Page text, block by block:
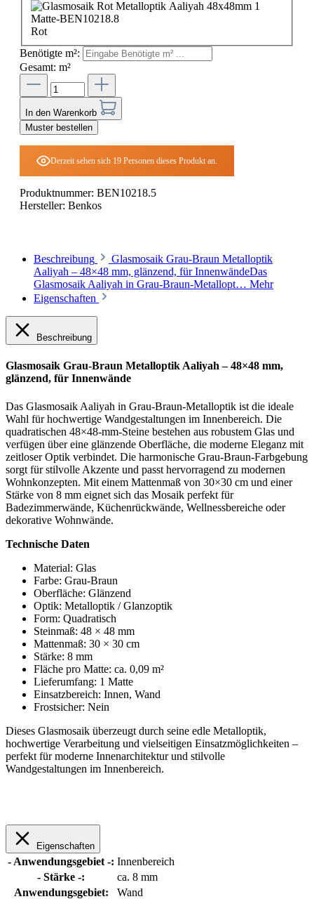
Rot
Benötigte m²:
Gesamt: m²
In den Warenkorb
Muster bestellen
Derzeit sehen sich 19 Personen dieses Produkt an.
Produktnummer: BEN10218.5
Hersteller: Benkos
Beschreibung
Glasmosaik Grau-Braun Metalloptik
Aaliyah – 48×48 mm, glänzend, für InnenwändeDas
Glasmosaik Aaliyah in Grau-Braun-Metallopt… Mehr
Eigenschaften
Beschreibung
Glasmosaik Grau-Braun Metalloptik Aaliyah – 48×48 mm,
glänzend, für Innenwände
Das Glasmosaik Aaliyah in Grau-Braun-Metalloptik ist die ideale
Wahl für hochwertige Wandgestaltungen im Innenbereich. Die
quadratischen 48×48-mm-Steine bestehen aus robustem Glas und
verfügen über eine glänzende Oberfläche, die moderne Eleganz mit
zeitloser Optik verbindet. Die harmonische Grau-Braun-Farbgebung
sorgt für stilvolle Akzente und passt hervorragend zu modernen
Wohnkonzepten. Mit einem Mattenmaß von 30×30 cm und einer
Stärke von 8 mm eignet sich das Mosaik perfekt für
Badezimmerwände, Küchenrückwände, Wellnessbereiche oder
dekorative Wohnwände.
Technische Daten
Material: Glas
Farbe: Grau-Braun
Oberfläche: Glänzend
Optik: Metalloptik / Glanzoptik
Form: Quadratisch
Steinmaß: 48 × 48 mm
Mattenmaß: 30 × 30 cm
Stärke: 8 mm
Fläche pro Matte: ca. 0,09 m²
Lieferumfang: 1 Matte
Einsatzbereich: Innen, Wand
Frostsicher: Nein
Dieses Glasmosaik überzeugt durch seine edle Metalloptik,
hochwertige Verarbeitung und vielseitigen Einsatzmöglichkeiten –
perfekt für moderne Innenarchitektur und stilvolle
Wandgestaltungen im Innenbereich.
Eigenschaften
- Anwendungsgebiet -: Innenbereich
- Stärke -:
ca. 8 mm
Anwendungsgebiet:
Wand